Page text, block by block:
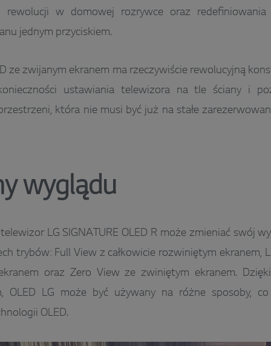
rewolucji w domowej rozrywce oraz redefiniowania
jednym przyciskiem.
ze zwijanym ekranem ma rzeczywiście rewolucyjną
ustawiania telewizora na tle ściany i
która nie musi być już na stałe
wyglądu
LG SIGNATURE OLED R może zmieniać swój
trybów: Full View z całkowicie rozwiniętym ekranem,
oraz Zero View ze zwiniętym ekranem.
OLED LG może być używany na różne sposoby,
OLED.